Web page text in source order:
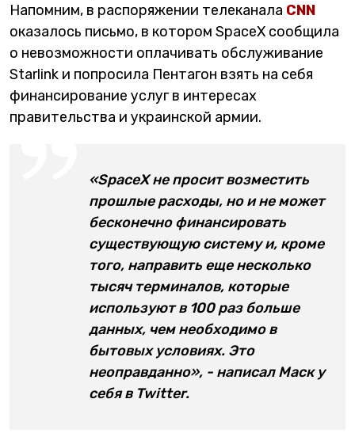
Напомним, в распоряжении телеканала CNN
оказалось письмо, в котором SpaceX сообщила
о невозможности оплачивать обслуживание
Starlink и попросила Пентагон взять на себя
финансирование услуг в интересах
правительства и украинской армии.
«SpaceX не просит возместить
прошлые расходы, но и не может
бесконечно финансировать
существующую систему и, кроме
того, направить еще несколько
тысяч терминалов, которые
используют в 100 раз больше
данных, чем необходимо в
бытовых условиях. Это
неоправданно», - написал Маск у
себя в Twitter.